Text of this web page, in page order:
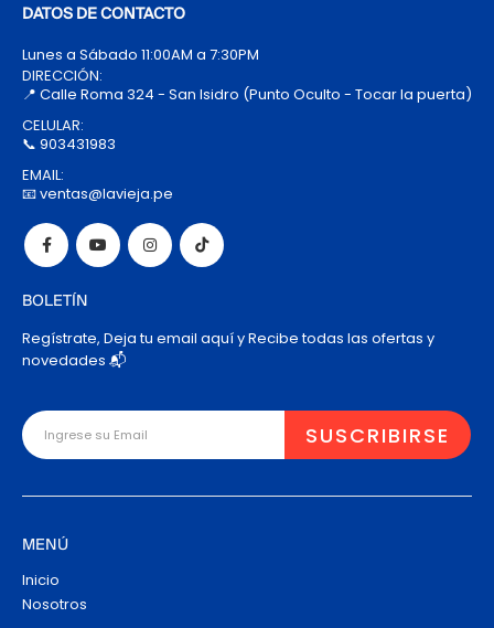
DATOS DE CONTACTO
Lunes a Sábado 11:00AM a 7:30PM
DIRECCIÓN:
📍 Calle Roma 324 - San Isidro (Punto Oculto - Tocar la puerta)
CELULAR:
📞 903431983
EMAIL:
📧 ventas@lavieja.pe
BOLETÍN
Regístrate, Deja tu email aquí y Recibe todas las ofertas y
novedades 📬
MENÚ
Inicio
Nosotros